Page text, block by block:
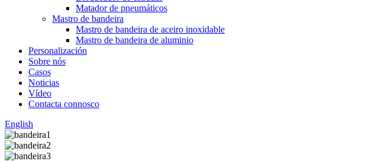
Matador de pneumáticos
Mastro de bandeira
Mastro de bandeira de aceiro inoxidable
Mastro de bandeira de aluminio
Personalización
Sobre nós
Casos
Noticias
Vídeo
Contacta connosco
English